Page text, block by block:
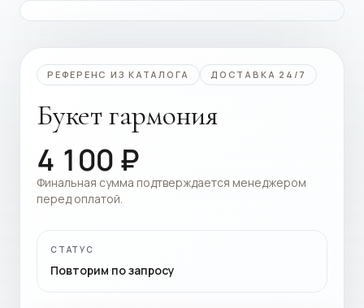
РЕФЕРЕНС ИЗ КАТАЛОГА ДОСТАВКА 24/7
Букет гармония
4 100 ₽
Финальная сумма подтверждается менеджером
перед оплатой.
СТАТУС
Повторим по запросу